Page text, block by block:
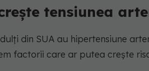
tensiunea
din SUA au hipertensiune
factorii care ar putea crește